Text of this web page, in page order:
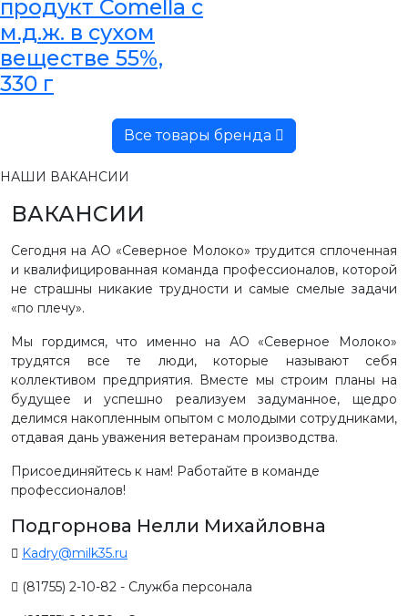
продукт Comella с
м.д.ж. в сухом
веществе 55%,
330 г
Все товары бренда
НАШИ ВАКАНСИИ
ВАКАНСИИ
Сегодня на АО «Северное Молоко» трудится сплоченная
и квалифицированная команда профессионалов, которой
не страшны никакие трудности и самые смелые задачи
«по плечу».
Мы гордимся, что именно на АО «Северное Молоко»
трудятся все те люди, которые называют себя
коллективом предприятия. Вместе мы строим планы на
будущее и успешно реализуем задуманное, щедро
делимся накопленным опытом с молодыми сотрудниками,
отдавая дань уважения ветеранам производства.
Присоединяйтесь к нам! Работайте в команде
профессионалов!
Подгорнова Нелли Михайловна
Kadry@milk35.ru
(81755) 2-10-82 - Служба персонала